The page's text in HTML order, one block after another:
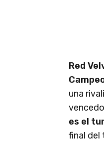
Red
una
es el
final del